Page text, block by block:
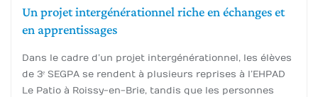
Un projet intergénérationnel riche en échanges et
en apprentissages
Dans le cadre d’un projet intergénérationnel, les élèves
de 3ᵉ SEGPA se rendent à plusieurs reprises à l’EHPAD
Le Patio à Roissy-en-Brie, tandis que les personnes